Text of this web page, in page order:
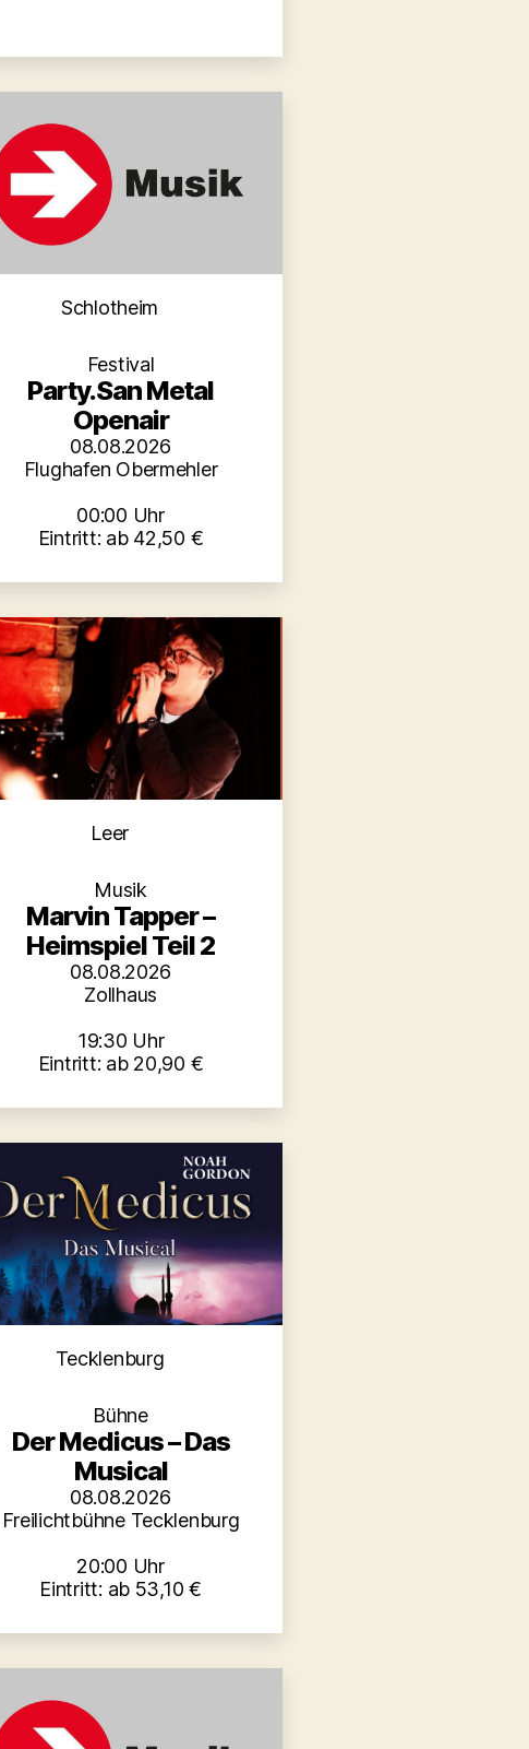
Kategorien
Schlotheim
Festival
Party.San Metal
Openair
08.08.2026
Flughafen Obermehler
00:00 Uhr
Eintritt: ab 42,50 €
Kategorien
Leer
Musik
Marvin Tapper –
Heimspiel Teil 2
08.08.2026
Zollhaus
19:30 Uhr
Eintritt: ab 20,90 €
Kategorien
Tecklenburg
Bühne
Der Medicus – Das
Musical
08.08.2026
Freilichtbühne Tecklenburg
20:00 Uhr
Eintritt: ab 53,10 €